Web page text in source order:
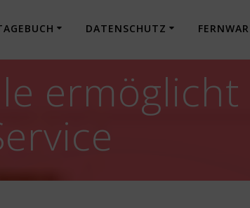
DATENSCHUTZ
ermöglicht